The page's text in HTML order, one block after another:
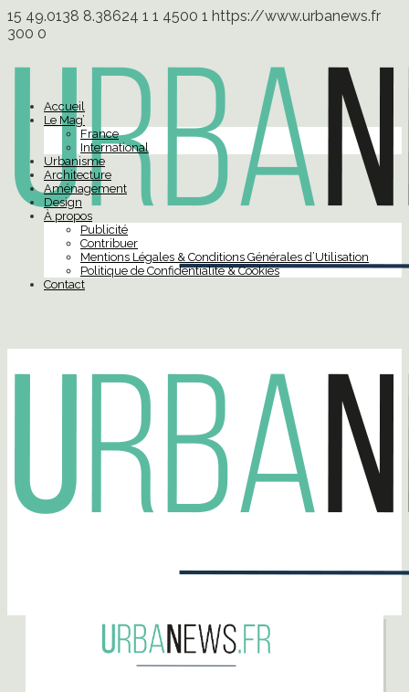
15 49.0138 8.38624 1 1 4500 1 https://www.urbanews.fr
300 0
Accueil
Le Mag’
France
International
Urbanisme
Architecture
Aménagement
Design
À propos
Publicité
Contribuer
Mentions Légales & Conditions Générales d’Utilisation
Politique de Confidentialité & Cookies
Contact